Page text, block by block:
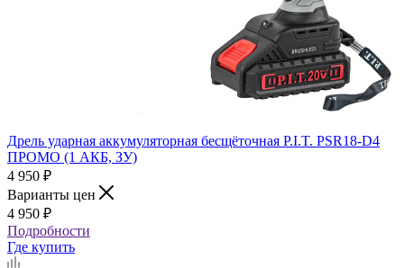
Дрель ударная аккумуляторная бесщёточная P.I.T. PSR18-D4
ПРОМО (1 АКБ, ЗУ)
4 950 ₽
Варианты цен
4 950 ₽
Подробности
Где купить